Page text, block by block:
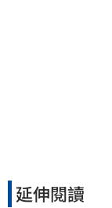
延伸閱讀